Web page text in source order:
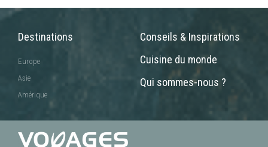
Destinations
Europe
Asie
Amérique
Conseils & Inspirations
Cuisine du monde
Qui sommes-nous ?